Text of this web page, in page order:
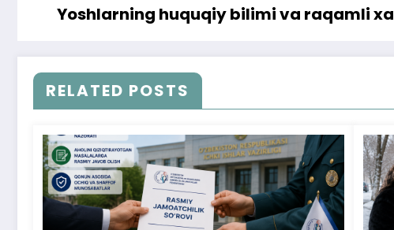
Yoshlarning huquqiy bilimi va raqamli
RELATED POSTS